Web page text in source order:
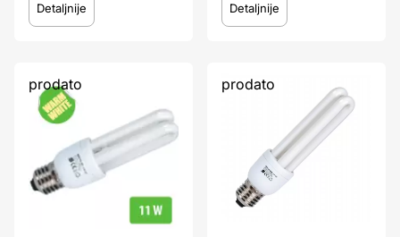
Detaljnije Detaljnije
prodato prodato